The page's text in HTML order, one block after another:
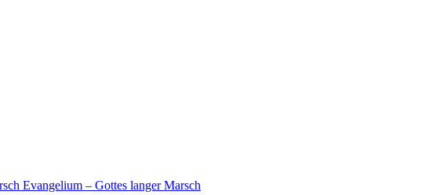
Evangelium – Gottes langer Marsch